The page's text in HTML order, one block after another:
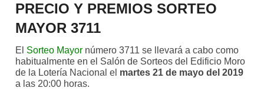
PRECIO Y PREMIOS SORTEO
MAYOR 3711
El Sorteo Mayor número 3711 se llevará a cabo como
habitualmente en el Salón de Sorteos del Edificio Moro
de la Lotería Nacional el martes 21 de mayo del 2019
a las 20:00 horas.